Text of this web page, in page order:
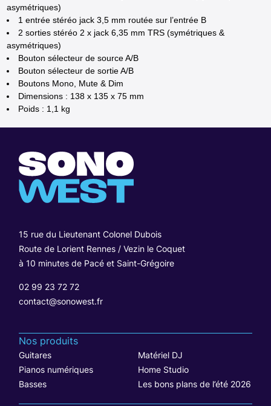
asymétriques)
1 entrée stéréo jack 3,5 mm routée sur l’entrée B
2 sorties stéréo 2 x jack 6,35 mm TRS (symétriques &
asymétriques)
Bouton sélecteur de source A/B
Bouton sélecteur de sortie A/B
Boutons Mono, Mute & Dim
Dimensions : 138 x 135 x 75 mm
Poids : 1,1 kg
15 rue du Lieutenant Colonel Dubois
Route de Lorient Rennes / Vezin le Coquet
à 10 minutes de Pacé et Saint-Grégoire
02 99 23 72 72
contact@sonowest.fr
Nos produits
Guitares
Matériel DJ
Pianos numériques
Home Studio
Basses
Les bons plans de l’été 2026